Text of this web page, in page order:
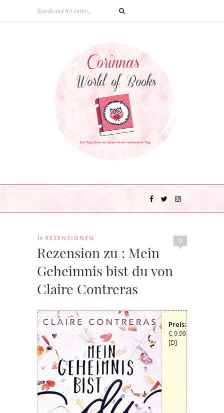
0
In REZENSIONEN
Rezension zu : Mein
Geheimnis bist du von
Claire Contreras
Preis:
€ 9,99
[D]